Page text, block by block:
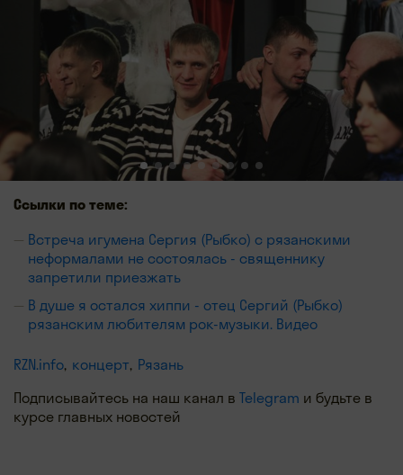
Ссылки по теме:
Встреча игумена Сергия (Рыбко) с рязанскими
неформалами не состоялась - священнику
запретили приезжать
В душе я остался хиппи - отец Сергий (Рыбко)
рязанским любителям рок-музыки. Видео
RZN.info концерт Рязань
Подписывайтесь на наш канал в Telegram и будьте в
курсе главных новостей